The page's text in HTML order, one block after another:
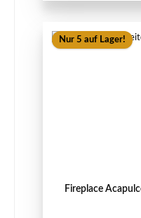
Nur 5 auf Lager!
Fireplace